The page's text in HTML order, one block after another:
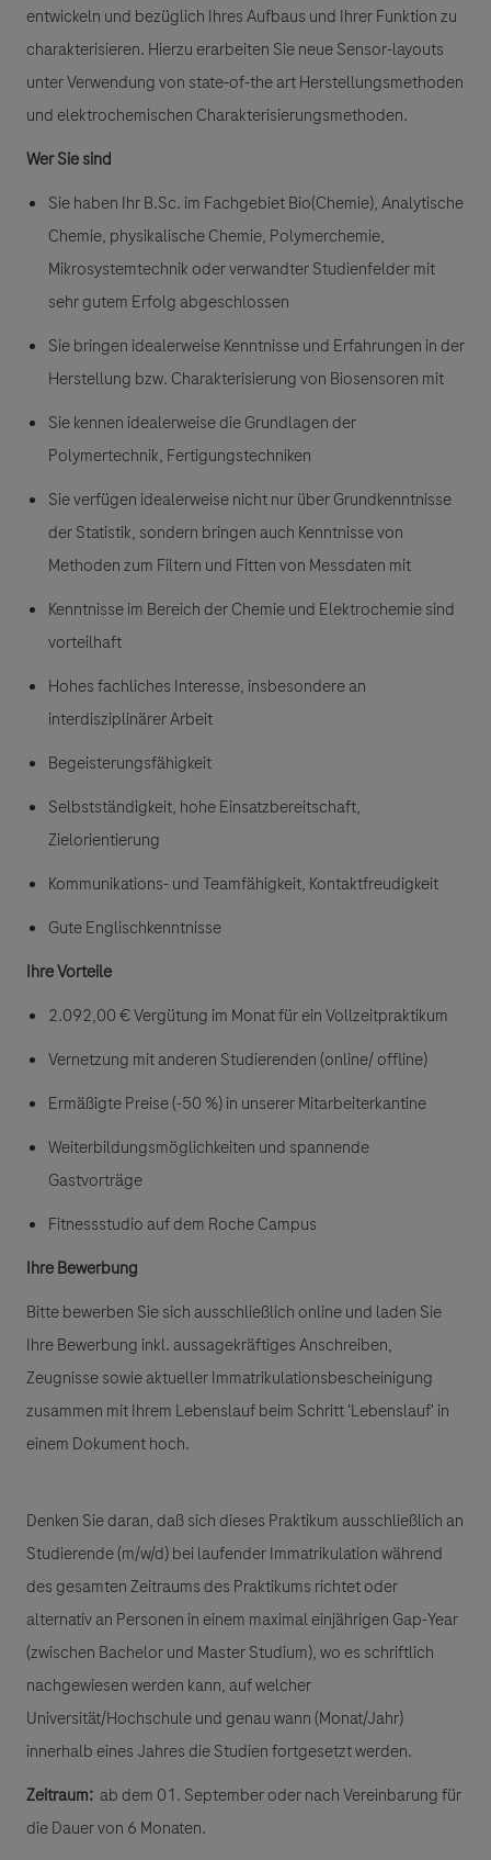
entwickeln und bezüglich Ihres Aufbaus und Ihrer Funktion zu
charakterisieren. Hierzu erarbeiten Sie neue Sensor-layouts
unter Verwendung von state-of-the art Herstellungsmethoden
und elektrochemischen Charakterisierungsmethoden.
Wer Sie sind
Sie haben Ihr B.Sc. im Fachgebiet Bio(Chemie), Analytische
Chemie, physikalische Chemie, Polymerchemie,
Mikrosystemtechnik oder verwandter Studienfelder mit
sehr gutem Erfolg abgeschlossen
Sie bringen idealerweise Kenntnisse und Erfahrungen in der
Herstellung bzw. Charakterisierung von Biosensoren mit
Sie kennen idealerweise die Grundlagen der
Polymertechnik, Fertigungstechniken
Sie verfügen idealerweise nicht nur über Grundkenntnisse
der Statistik, sondern bringen auch Kenntnisse von
Methoden zum Filtern und Fitten von Messdaten mit
Kenntnisse im Bereich der Chemie und Elektrochemie sind
vorteilhaft
Hohes fachliches Interesse, insbesondere an
interdisziplinärer Arbeit
Begeisterungsfähigkeit
Selbstständigkeit, hohe Einsatzbereitschaft,
Zielorientierung
Kommunikations- und Teamfähigkeit, Kontaktfreudigkeit
Gute Englischkenntnisse
Ihre Vorteile
2.092,00 € Vergütung im Monat für ein Vollzeitpraktikum
Vernetzung mit anderen Studierenden (online/ offline)
Ermäßigte Preise (-50 %) in unserer Mitarbeiterkantine
Weiterbildungsmöglichkeiten und spannende
Gastvorträge
Fitnessstudio auf dem Roche Campus
Ihre Bewerbung
Bitte bewerben Sie sich ausschließlich online und laden Sie
Ihre Bewerbung inkl. aussagekräftiges Anschreiben,
Zeugnisse sowie aktueller Immatrikulationsbescheinigung
zusammen mit Ihrem Lebenslauf beim Schritt 'Lebenslauf' in
einem Dokument hoch.
Denken Sie daran, daß sich dieses Praktikum ausschließlich an
Studierende (m/w/d) bei laufender Immatrikulation während
des gesamten Zeitraums des Praktikums richtet oder
alternativ an Personen in einem maximal einjährigen Gap-Year
(zwischen Bachelor und Master Studium), wo es schriftlich
nachgewiesen werden kann, auf welcher
Universität/Hochschule und genau wann (Monat/Jahr)
innerhalb eines Jahres die Studien fortgesetzt werden.
Zeitraum: ab dem 01. September oder nach Vereinbarung für
die Dauer von 6 Monaten.